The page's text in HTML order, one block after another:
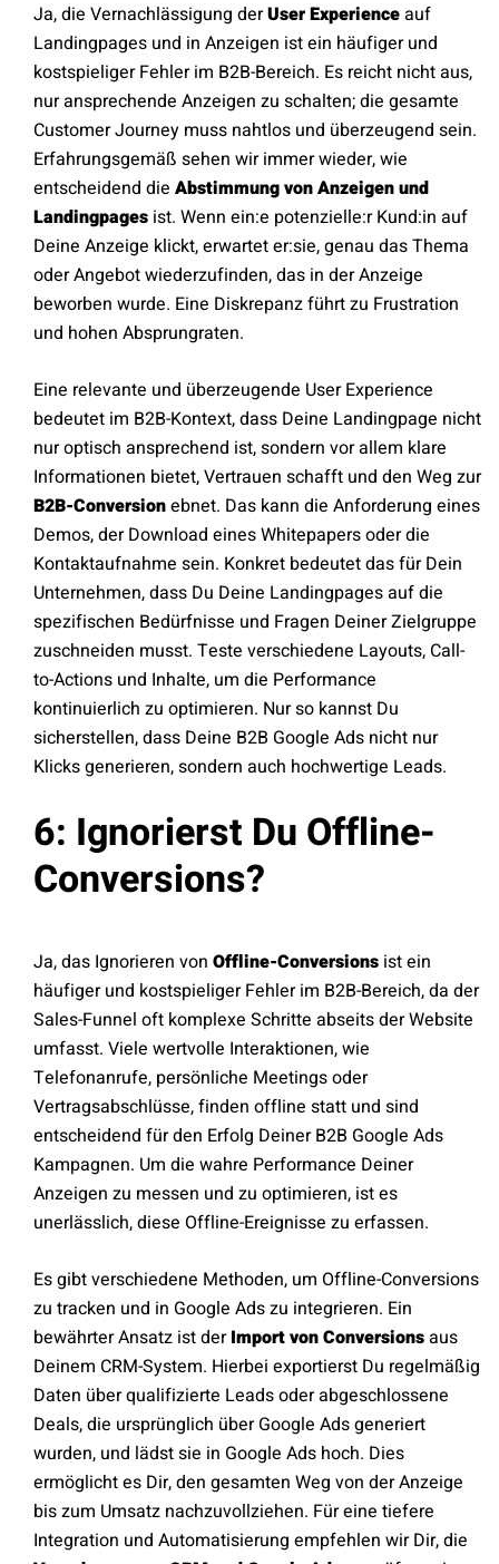
Ja, die Vernachlässigung derUser Experienceauf
Landingpages und in Anzeigen ist ein häufiger und
kostspieliger Fehler im B2B-Bereich. Es reicht nicht aus,
nur ansprechende Anzeigen zu schalten; die gesamte
Customer Journey muss nahtlos und überzeugend sein.
Erfahrungsgemäß sehen wir immer wieder, wie
entscheidend die Abstimmung von Anzeigen und
Landingpages ist. Wenn ein:e potenzielle:r Kund:in auf
Deine Anzeige klickt, erwartet er:sie, genau das Thema
oder Angebot wiederzufinden, das in der Anzeige
beworben wurde. Eine Diskrepanz führt zu Frustration
und hohen Absprungraten.
Eine relevante und überzeugende User Experience
bedeutet im B2B-Kontext, dass Deine Landingpage nicht
nur optisch ansprechend ist, sondern vor allem klare
Informationen bietet, Vertrauen schafft und den Weg zur
B2B-Conversionebnet. Das kann die Anforderung eines
Demos, der Download eines Whitepapers oder die
Kontaktaufnahme sein. Konkret bedeutet das für Dein
Unternehmen, dass Du Deine Landingpages auf die
spezifischen Bedürfnisse und Fragen Deiner Zielgruppe
zuschneiden musst. Teste verschiedene Layouts, Call-
to-Actions und Inhalte, um die Performance
kontinuierlich zu optimieren. Nur so kannst Du
sicherstellen, dass Deine B2B Google Ads nicht nur
Klicks generieren, sondern auch hochwertige Leads.
6: Ignorierst Du Offline-
Conversions?
Ja, das Ignorieren von Offline-Conversions ist ein
häufiger und kostspieliger Fehler im B2B-Bereich, da der
Sales-Funnel oft komplexe Schritte abseits der Website
umfasst. Viele wertvolle Interaktionen, wie
Telefonanrufe, persönliche Meetings oder
Vertragsabschlüsse, finden offline statt und sind
entscheidend für den Erfolg Deiner B2B Google Ads
Kampagnen. Um die wahre Performance Deiner
Anzeigen zu messen und zu optimieren, ist es
unerlässlich, diese Offline-Ereignisse zu erfassen.
Es gibt verschiedene Methoden, um Offline-Conversions
zu tracken und in Google Ads zu integrieren. Ein
bewährter Ansatz ist derImport von Conversionsaus
Deinem CRM-System. Hierbei exportierst Du regelmäßig
Daten über qualifizierte Leads oder abgeschlossene
Deals, die ursprünglich über Google Ads generiert
wurden, und lädst sie in Google Ads hoch. Dies
ermöglicht es Dir, den gesamten Weg von der Anzeige
bis zum Umsatz nachzuvollziehen. Für eine tiefere
Integration und Automatisierung empfehlen wir Dir, die